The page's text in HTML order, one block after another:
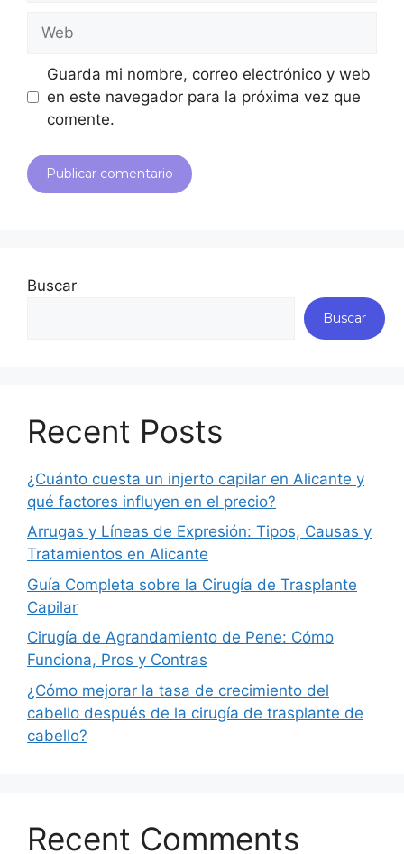
Guarda mi nombre, correo electrónico y web
en este navegador para la próxima vez que
comente.
Buscar
Buscar
Recent Posts
¿Cuánto cuesta un injerto capilar en Alicante y
qué factores influyen en el precio?
Arrugas y Líneas de Expresión: Tipos, Causas y
Tratamientos en Alicante
Guía Completa sobre la Cirugía de Trasplante
Capilar
Cirugía de Agrandamiento de Pene: Cómo
Funciona, Pros y Contras
¿Cómo mejorar la tasa de crecimiento del
cabello después de la cirugía de trasplante de
cabello?
Recent Comments